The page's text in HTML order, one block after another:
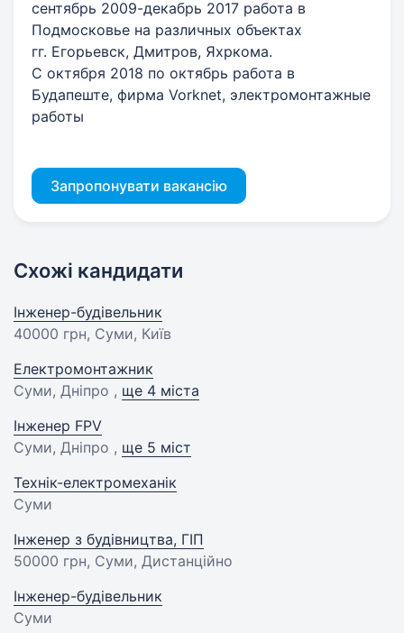
сентябрь 2009-декабрь 2017 работа в
Подмосковье на различных объектах
гг. Егорьевск, Дмитров, Яхркома.
С октября 2018 по октябрь работа в
Будапеште, фирма Vorknet, электромонтажные
работы
Запропонувати вакансію
Схожі кандидати
Інженер-будівельник
40000 грн, Суми, Київ
Електромонтажник
Суми, Дніпро , ще 4 міста
Інженер FPV
Суми, Дніпро , ще 5 міст
Технік-електромеханік
Суми
Інженер з будівництва, ГІП
50000 грн, Суми, Дистанційно
Інженер-будівельник
Суми